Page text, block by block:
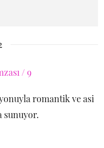
romantik ve asi
sunuyor.